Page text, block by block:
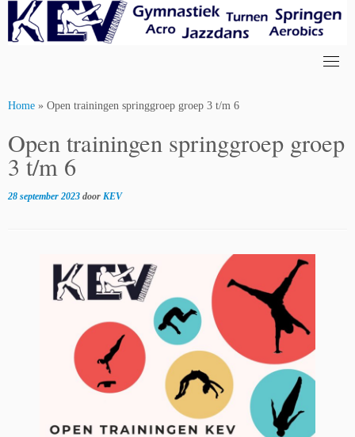
content
Home » Open trainingen springgroep groep 3 t/m 6
Open trainingen springgroep groep
3 t/m 6
28 september 2023 door KEV